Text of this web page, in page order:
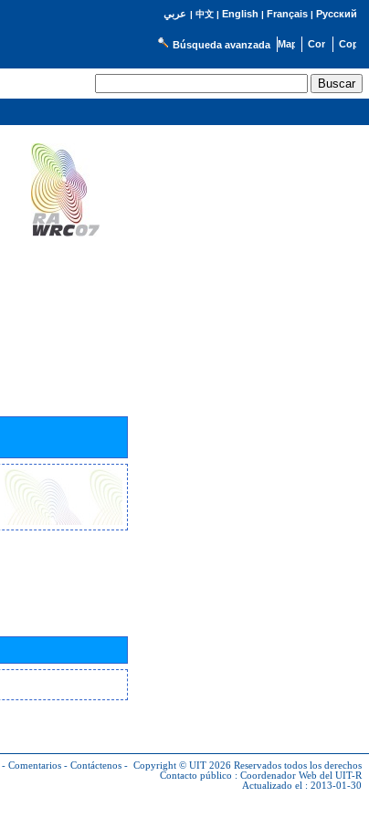
عربي | 中文| English | Français| Русский
Búsqueda avanzada
- Comentarios - Contáctenos - Copyright © UIT 2026 Reservados todos los derechos
Contacto público : Coordenador Web del UIT-R
Actualizado el : 2013-01-30